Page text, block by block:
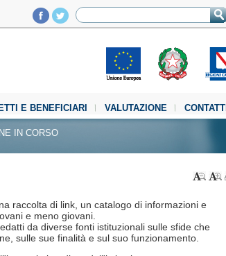
E BENEFICIARI VALUTAZIONE
CONTATTI
IN CORSO
raccolta di link, un catalogo di informazioni e
e meno giovani.
da diverse fonti istituzionali sulle sfide che
sulle sue finalità e sul suo funzionamento.